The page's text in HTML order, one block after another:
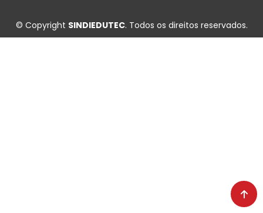
© Copyright SINDIEDUTEC. Todos os direitos reservados.